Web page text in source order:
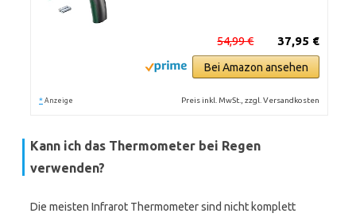
37,95 €
54,99 €
Bei Amazon ansehen
* Anzeige Preis inkl. MwSt., zzgl. Versandkosten
Kann ich das Thermometer bei Regen
verwenden?
Die meisten Infrarot Thermometer sind nicht komplett